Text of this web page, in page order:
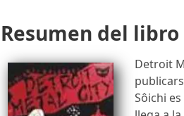
Resumen del libro
Detroit
Sôichi